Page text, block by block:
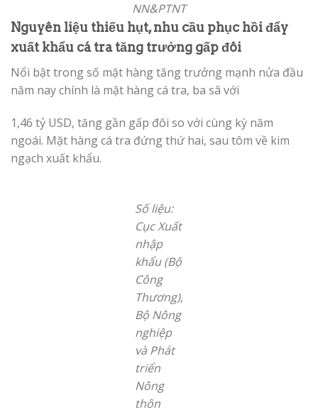
NN&PTNT
Nguyên liệu thiếu hụt, nhu cầu phục hồi đẩy
xuất khẩu cá tra tăng trưởng gấp đôi
Nổi bật trong số mặt hàng tăng trưởng mạnh nửa đầu
năm nay chính là mặt hàng cá tra, ba sâ với
1,46 tỷ USD, tăng gần gấp đôi so với cùng kỳ năm
ngoái. Mặt hàng cá tra đứng thứ hai, sau tôm về kim
ngạch xuất khẩu.
Số liệu:
Cục Xuất
nhập
khẩu (Bộ
Công
Thương),
Bộ Nông
nghiệp
và Phát
triển
Nông
thôn